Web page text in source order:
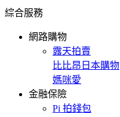
綜合服務
網路購物
露天拍賣
比比昂日本購物
媽咪愛
金融保險
Pi 拍錢包